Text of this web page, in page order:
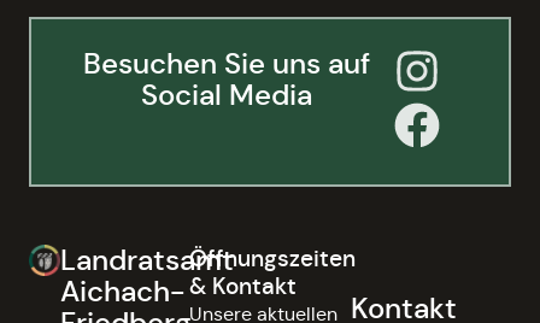
Besuchen Sie uns auf
Social Media
Landratsamt
Aichach-
Öffnungszeiten
& Kontakt
Unsere aktuellen
Kontakt